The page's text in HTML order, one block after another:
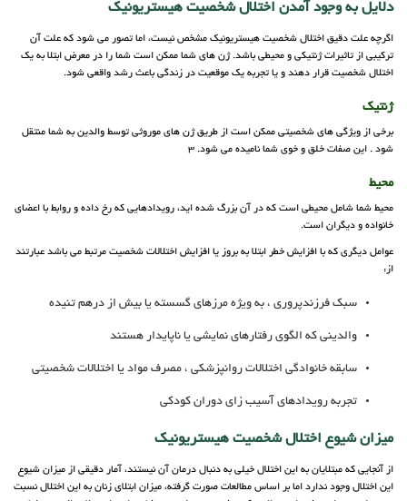
دلایل به وجود آمدن اختلال شخصیت هیستریونیک
اگرچه علت دقیق اختلال شخصیت هیستریونیک مشخص نیست، اما تصور می شود که علت آن
ترکیبی از تاثیرات ژنتیکی و محیطی باشد. ژن های شما ممکن است شما را در معرض ابتلا به یک
اختلال شخصیت قرار دهند و یا تجربه یک موقعیت در زندگی باعث رشد واقعی شود.
ژنتیک
برخی از ویژگی های شخصیتی ممکن است از طریق ژن های موروثی توسط والدین به شما منتقل
شود . این صفات خلق و خوی شما نامیده می شود. 3
محیط
محیط شما شامل محیطی است که در آن بزرگ شده اید، رویدادهایی که رخ داده و روابط با اعضای
خانواده و دیگران است.
عوامل دیگری که با افزایش خطر ابتلا به بروز یا افزایش اختلالات شخصیت مرتبط می باشد عبارتند
از:
سبک فرزندپروری ، به ویژه مرزهای گسسته یا بیش از درهم تنیده
والدینی که الگوی رفتارهای نمایشی یا ناپایدار هستند
سابقه خانوادگی اختلالات روانپزشکی ، مصرف مواد یا اختلالات شخصیتی
تجربه رویدادهای آسیب زای دوران کودکی
میزان شیوع اختلال شخصیت هیستریونیک
از آنجایی که مبتلایان به این اختلال خیلی به دنبال درمان آن نیستند، آمار دقیقی از میزان شیوع
این اختلال وجود ندارد اما بر اساس مطالعات صورت گرفته، میزان ابتلای زنان به این اختلال نسبت